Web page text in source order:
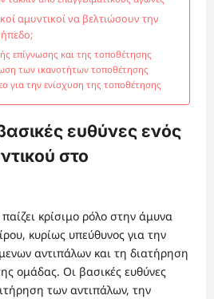
αμυντικοί να βελτιώσουν την
επίγνωσης και της τοποθέτησης
των ικανοτήτων τοποθέτησης
για την ενίσχυση της τοποθέτησης
ευθύνες ενός
στο
κρίσιμο ρόλο στην άμυνα
κυρίως υπεύθυνος για την
αντιπάλων και τη διατήρηση
ομάδας. Οι βασικές ευθύνες
των αντιπάλων, την